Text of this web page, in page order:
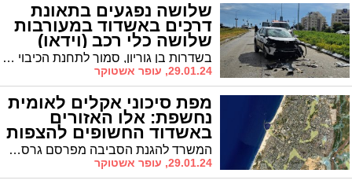
שלושה נפגעים בתאונת
דרכים באשדוד במעורבות
שלושה כלי רכב (וידאו)
בשדרות בן גוריון, סמוך לתחנת הכיבוי באשדוד, אירעה תאונת דרכים במעורבות שלושה כלי רכב. צוותי מד"א פינו לבתי החולים שלושה נפגעים - מצבם קל
29.01.24, עופר אשטוקר
מפת סיכוני אקלים לאומית
נחשפת: אלו האזורים
באשדוד החשופים להצפות
במקרי קיצון המשרד להגנת הסביבה מפרסם גרסה ראשונית של מפת סיכוני אקלים לאומית, הכוללת מידע על איומים פיזיים כמו הצפות, עומסי חום, וסערות קיצוניות בים, ומדגימה את השימוש עבור אוכלוסיות רגישות; המפות ישמשו את כוחות הביטחון, השלטון המקומי והציבור גם בתקופת הלחימה. אלו האזורים בעיר שחשופים להצפות כתוצאה מגשמים עזים
29.01.24, עופר אשטוקר